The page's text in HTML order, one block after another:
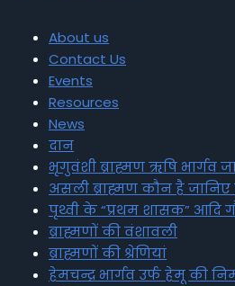
About us
Contact Us
Events
Resources
News
दान
भृगुवंशी ब्राह्मण ऋषि भार्गव
असली ब्राह्मण कौन है जानिए
पृथ्वी के “प्रथम शासक” आदि
ब्राह्मणों की वंशावली
ब्राह्मणों की श्रेणियां
हेमचन्द्र भार्गव उर्फ हेमू की